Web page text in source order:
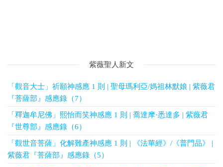
紫薇聖人新文
「觀音大士」祈願神感應 1 則 | 聖母瑪利亞/媽祖林默娘 | 紫薇君
『菩薩部』感應錄（7）
「釋迦牟尼佛」熙怡而笑神感應 1 則 | 喬達摩·悉達多 | 紫薇君
『世尊部』感應錄（6）
「觀世音菩薩」化解難產神感應 1 則 | 《法華經》/《普門品》 |
紫薇君『菩薩部』感應錄（5）